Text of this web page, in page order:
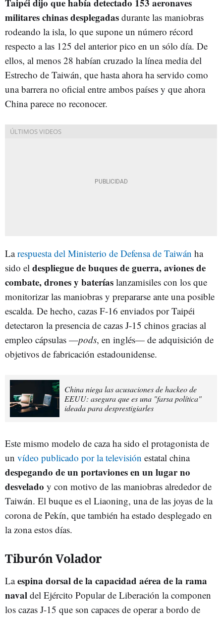
Taipéi dijo que había detectado 153 aeronaves
militares chinas desplegadas durante las maniobras
rodeando la isla, lo que supone un número récord
respecto a las 125 del anterior pico en un sólo día. De
ellos, al menos 28 habían cruzado la línea media del
Estrecho de Taiwán, que hasta ahora ha servido como
una barrera no oficial entre ambos países y que ahora
China parece no reconocer.
Larespuesta del Ministerio de Defensa de Taiwán ha
sido el despliegue de buques de guerra, aviones de
combate, drones y baterías lanzamisiles con los que
monitorizar las maniobras y prepararse ante una posible
escalda. De hecho, cazas F-16 enviados por Taipéi
detectaron la presencia de cazas J-15 chinos gracias al
empleo cápsulas —pods, en inglés— de adquisición de
objetivos de fabricación estadounidense.
China niega las acusaciones de hackeo de
EEUU: asegura que es una "farsa política"
ideada para desprestigiarles
Este mismo modelo de caza ha sido el protagonista de
un vídeo publicado por la televisión estatal china
despegando de un portaviones en un lugar no
desvelado y con motivo de las maniobras alrededor de
Taiwán. El buque es el Liaoning, una de las joyas de la
corona de Pekín, que también ha estado desplegado en
la zona estos días.
Tiburón Volador
Laespina dorsal de la capacidad aérea de la rama
naval del Ejército Popular de Liberación la componen
los cazas J-15 que son capaces de operar a bordo de